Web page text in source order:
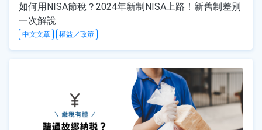
如何用NISA節稅？2024年新制NISA上路！新舊制差別
一次解說
中文文章 權益／政策